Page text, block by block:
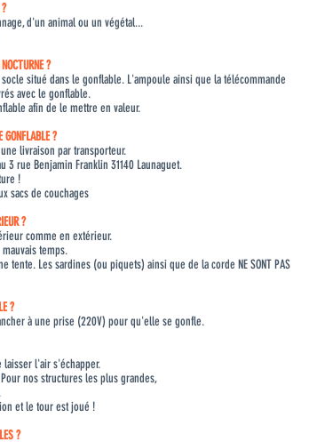
d'un animal ou un végétal...
?
situé dans le gonflable. L'ampoule ainsi que la télécommande
avec le gonflable.
afin de le mettre en valeur.
?
livraison par transporteur.
rue Benjamin Franklin 31140 Launaguet.
!
sacs de couchages
?
comme en extérieur.
temps.
Les sardines (ou piquets) ainsi que de la corde NE SONT PAS
?
à une prise (220V) pour qu'elle se gonfle.
l'air s'échapper.
nos structures les plus grandes,
et le tour est joué !
?